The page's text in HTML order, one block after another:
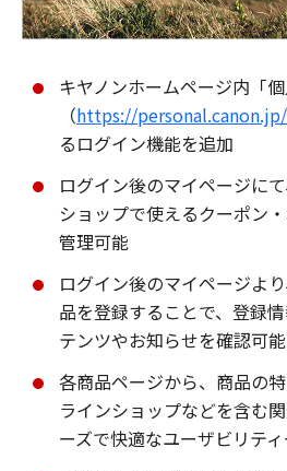
キヤノンホームページ内「
（https://personal.canon.jp/
るログイン機能を追加
ログイン後のマイページに
ショップで使えるクーポン
管理可能
ログイン後のマイページよ
品を登録することで、登録
テンツやお知らせを確認可
各商品ページから、商品の
ラインショップなどを含む
ーズで快適なユーザビリテ